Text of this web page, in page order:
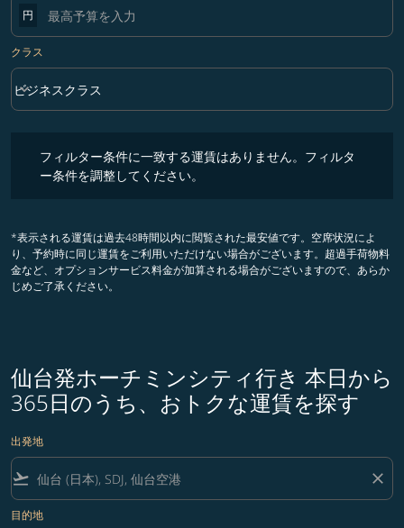
円
クラス
クラス option ビジネスクラス Selected
ビジネスクラス
keyboard_arrow_down
フィルター条件に一致する運賃はありません。フィルタ
ー条件を調整してください。
*表示される運賃は過去48時間以内に閲覧された最安値です。空席状況によ
り、予約時に同じ運賃をご利用いただけない場合がございます。超過手荷物料
金など、オプションサービス料金が加算される場合がございますので、あらか
じめご了承ください。
仙台発ホーチミンシティ行き 本日から
365日のうち、おトクな運賃を探す
出発地
flight_takeoff close
目的地